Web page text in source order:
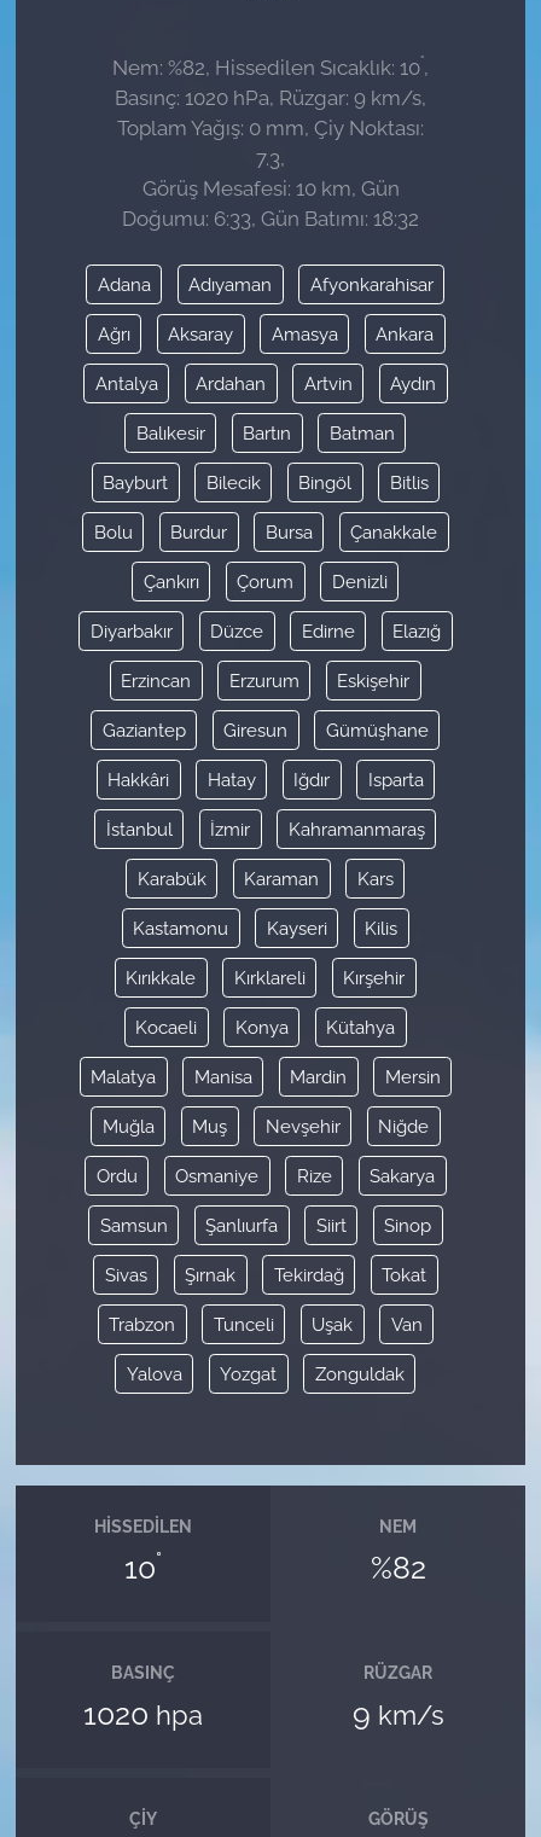
Nem: %82, Hissedilen Sıcaklık: 10°,
Basınç: 1020 hPa, Rüzgar: 9 km/s,
Toplam Yağış: 0 mm, Çiy Noktası:
7.3,
Görüş Mesafesi: 10 km, Gün
Doğumu: 6:33, Gün Batımı: 18:32
Adana Adıyaman Afyonkarahisar
Ağrı Aksaray Amasya Ankara
Antalya Ardahan Artvin Aydın
Balıkesir Bartın Batman
Bayburt Bilecik Bingöl Bitlis
Bolu Burdur Bursa Çanakkale
Çankırı Çorum Denizli
Diyarbakır Düzce Edirne Elazığ
Erzincan Erzurum Eskişehir
Gaziantep Giresun Gümüşhane
Hakkâri Hatay Iğdır Isparta
İstanbul İzmir Kahramanmaraş
Karabük Karaman Kars
Kastamonu Kayseri Kilis
Kırıkkale Kırklareli Kırşehir
Kocaeli Konya Kütahya
Malatya Manisa Mardin Mersin
Muğla Muş Nevşehir Niğde
Ordu Osmaniye Rize Sakarya
Samsun Şanlıurfa Siirt Sinop
Sivas Şırnak Tekirdağ Tokat
Trabzon Tunceli Uşak Van
Yalova Yozgat Zonguldak
HISSEDILEN
10°
NEM
%82
BASINÇ
1020 hpa
RÜZGAR
9 km/s
ÇIY GÖRÜŞ